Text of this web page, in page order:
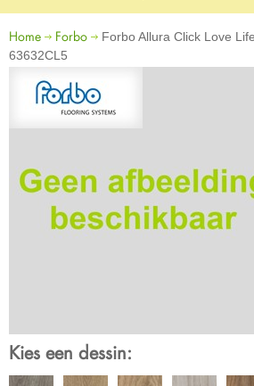
Home Forbo
Forbo Allura Click Love
63632CL5
Kies een dessin: